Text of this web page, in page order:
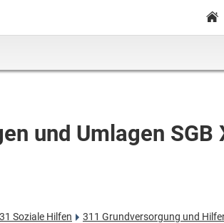
und Umlagen SGB
31 Soziale Hilfen
311 Grundversorgung und